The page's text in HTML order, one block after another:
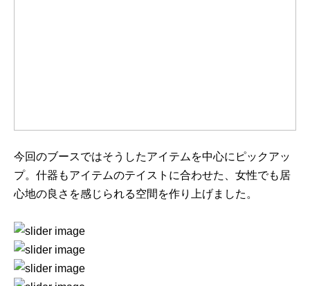
今回のブースではそうしたアイテムを中心にピックアッ
プ。什器もアイテムのテイストに合わせた、女性でも居
心地の良さを感じられる空間を作り上げました。